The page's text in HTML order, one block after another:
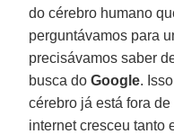
do cérebro humano
perguntávamos para
precisávamos saber
busca doGoogle.
cérebro já está fora
internet cresceu tanto